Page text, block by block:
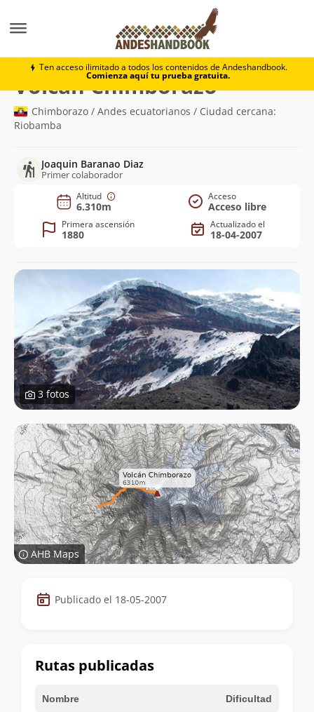
Ten acceso ilimitado a todos los contenidos de Andeshandbook.
Comienza aquí tu prueba gratuita.
Volcán Chimborazo
Volcán Chimborazo(6.310m)
Chimborazo / Andes ecuatorianos / Ciudad cercana:
Riobamba
Joaquin Baranao Diaz
Primer colaborador
Altitud
6.310m
Acceso
Acceso libre
Primera ascensión
1880
Actualizado el
18-04-2007
3 fotos
AHB Maps
Datos
de
cumbre
Publicado el 18-05-2007
Rutas publicadas
Nombre Dificultad